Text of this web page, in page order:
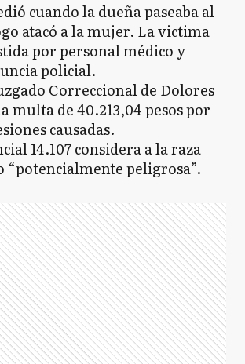
cuando la dueña paseaba al
atacó a la mujer. La victima
por personal médico y
policial.
Correccional de Dolores
multa de 40.213,04 pesos por
causadas.
14.107 considera a la raza
“potencialmente peligrosa”.